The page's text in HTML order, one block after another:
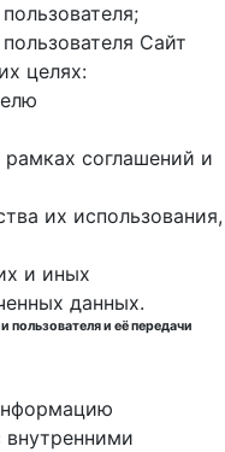
Сайт
целях:
соглашений и
их использования,
и иных
данных.
и её передачи
внутренними